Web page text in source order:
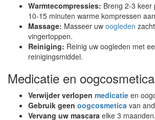
Warmtecompressies: Breng 2-3
10-15 minuten warme kompressen
Massage: Masseer uw oogleden
vingertoppen.
Reiniging: Reinig uw oogleden met
reinigingsmiddel.
Medicatie en
Verwijder verlopen medicatie en
Gebruik geen oogcosmetica van
Vervang uw mascara elke 3 maanden.